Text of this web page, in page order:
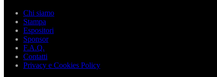
Chi siamo
Stampa
Espositori
Sponsor
F.A.Q.
Contatti
Privacy e Cookies Policy